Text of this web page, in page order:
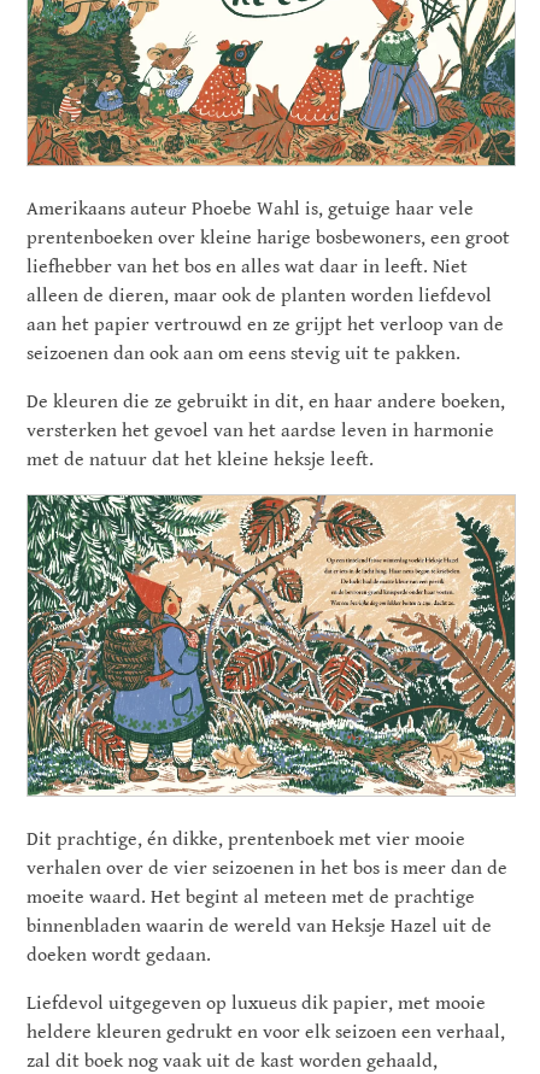
Amerikaans auteur Phoebe Wahl is, getuige haar vele
prentenboeken over kleine harige bosbewoners, een groot
liefhebber van het bos en alles wat daar in leeft. Niet
alleen de dieren, maar ook de planten worden liefdevol
aan het papier vertrouwd en ze grijpt het verloop van de
seizoenen dan ook aan om eens stevig uit te pakken.
De kleuren die ze gebruikt in dit, en haar andere boeken,
versterken het gevoel van het aardse leven in harmonie
met de natuur dat het kleine heksje leeft.
Dit prachtige, én dikke, prentenboek met vier mooie
verhalen over de vier seizoenen in het bos is meer dan de
moeite waard. Het begint al meteen met de prachtige
binnenbladen waarin de wereld van Heksje Hazel uit de
doeken wordt gedaan.
Liefdevol uitgegeven op luxueus dik papier, met mooie
heldere kleuren gedrukt en voor elk seizoen een verhaal,
zal dit boek nog vaak uit de kast worden gehaald,